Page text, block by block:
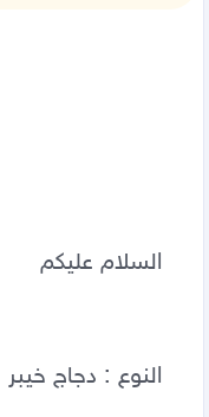
السلام عليكم
النوع : دجاج خيبر